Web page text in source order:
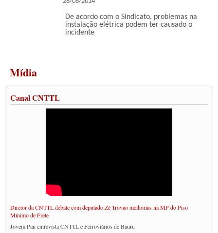
De acordo com o Sindicato, problemas na
instalação elétrica podem ter causado o
incidente
Mídia
Canal CNTTL
Diretor da CNTTL debate com deputado Zé Trovão melhorias na MP do Piso
Mínimo de Frete
Jovem Pan entrevista CNTTL e Ferroviários de Bauru